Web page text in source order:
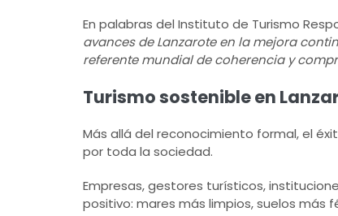
En palabras del Instituto de Turismo
avances de Lanzarote en la mejora
referente mundial de coherencia y
Turismo sostenible en
Más allá del reconocimiento formal, el
por toda la sociedad.
Empresas, gestores turísticos,
positivo: mares más limpios, suelos más